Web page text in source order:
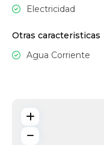
Electricidad
Otras caracteristicas
Agua Corriente